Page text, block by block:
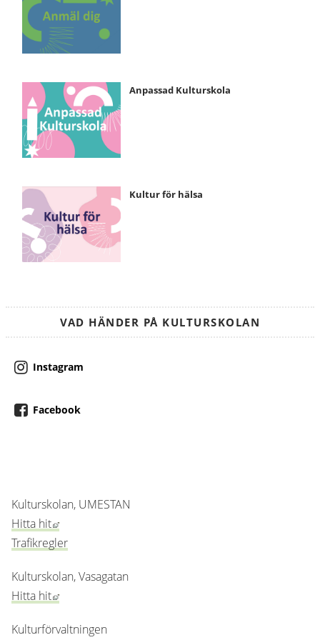
Anpassad Kulturskola
Anpassad
Kulturskola
Kultur för hälsa
Kultur
för
hälsa
VAD HÄNDER PÅ KULTURSKOLAN
Instagram
Facebook
Kulturskolan, UMESTAN
Hitta hit Länk till annan webbplats, öppnas i nytt fönster.
Trafikregler
Kulturskolan, Vasagatan
Hitta hit Länk till annan webbplats, öppnas i nytt fönster.
Kulturförvaltningen